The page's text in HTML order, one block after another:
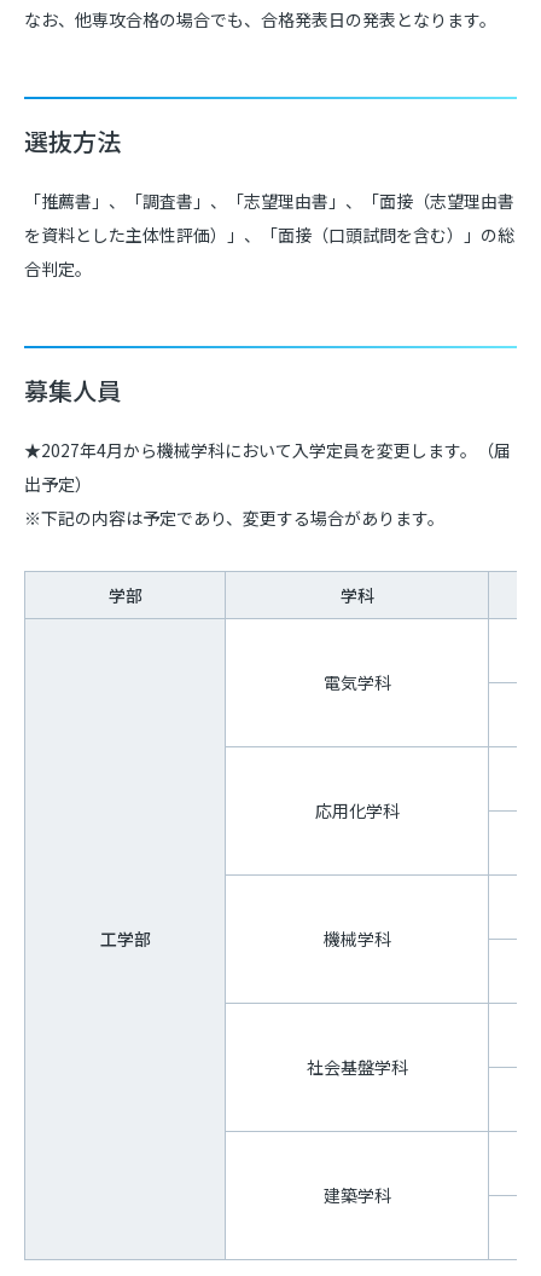
なお、他専攻合格の場合でも、合格発表日の発表となります。
選抜方法
「推薦書」、「調査書」、「志望理由書」、「面接（志望理由書
を資料とした主体性評価）」、「面接（口頭試問を含む）」の総
合判定。
募集人員
★2027年4月から機械学科において入学定員を変更します。（届
出予定）
※下記の内容は予定であり、変更する場合があります。
学部 学科
工学部
電気学科
応用化学科
機械学科
社会基盤学科
建築学科